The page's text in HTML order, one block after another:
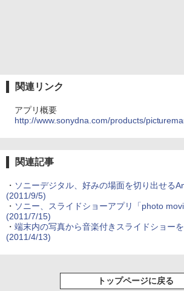
関連リンク
アプリ概要
http://www.sonydna.com/products/
関連記事
・ ソニーデジタル、好みの場面を切り出せる
(2011/9/5)
・ ソニー、スライドショーアプリ「photo
(2011/7/15)
・ 端末内の写真から音楽付きスライドショー
(2011/4/13)
トップページに戻る